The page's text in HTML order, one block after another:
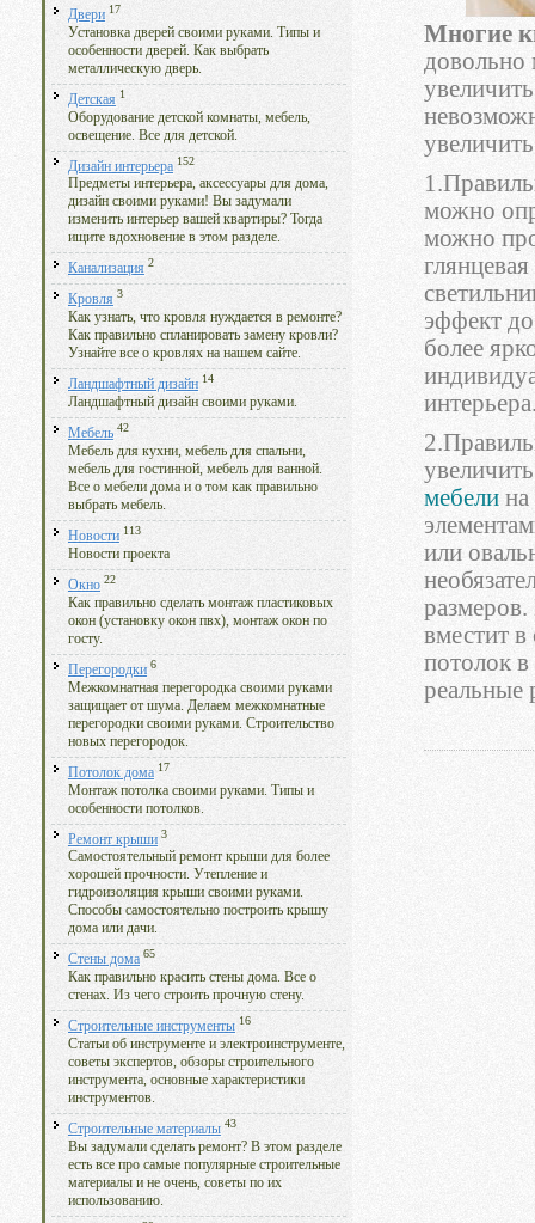
Двери 17
Установка дверей своими руками. Типы и
особенности дверей. Как выбрать
металлическую дверь.
Детская 1
Оборудование детской комнаты, мебель,
освещение. Все для детской.
Дизайн интерьера 152
Предметы интерьера, аксессуары для дома,
дизайн своими руками! Вы задумали
изменить интерьер вашей квартиры? Тогда
ищите вдохновение в этом разделе.
Канализация 2
Кровля 3
Как узнать, что кровля нуждается в ремонте?
Как правильно спланировать замену кровли?
Узнайте все о кровлях на нашем сайте.
Ландшафтный дизайн 14
Ландшафтный дизайн своими руками.
Мебель 42
Мебель для кухни, мебель для спальни,
мебель для гостинной, мебель для ванной.
Все о мебели дома и о том как правильно
выбрать мебель.
Новости 113
Новости проекта
Окно 22
Как правильно сделать монтаж пластиковых
окон (установку окон пвх), монтаж окон по
госту.
Перегородки 6
Межкомнатная перегородка своими руками
защищает от шума. Делаем межкомнатные
перегородки своими руками. Строительство
новых перегородок.
Потолок дома 17
Монтаж потолка своими руками. Типы и
особенности потолков.
Ремонт крыши 3
Самостоятельный ремонт крыши для более
хорошей прочности. Утепление и
гидроизоляция крыши своими руками.
Способы самостоятельно построить крышу
дома или дачи.
Стены дома 65
Как правильно красить стены дома. Все о
стенах. Из чего строить прочную стену.
Строительные инструменты 16
Статьи об инструменте и электроинструменте,
советы экспертов, обзоры строительного
инструмента, основные характеристики
инструментов.
Строительные материалы 43
Вы задумали сделать ремонт? В этом разделе
есть все про самые популярные строительные
материалы и не очень, советы по их
использованию.
Многие
довольно
можно
можно
эффект
более
мебели на
или
вместит
потолок
реальные